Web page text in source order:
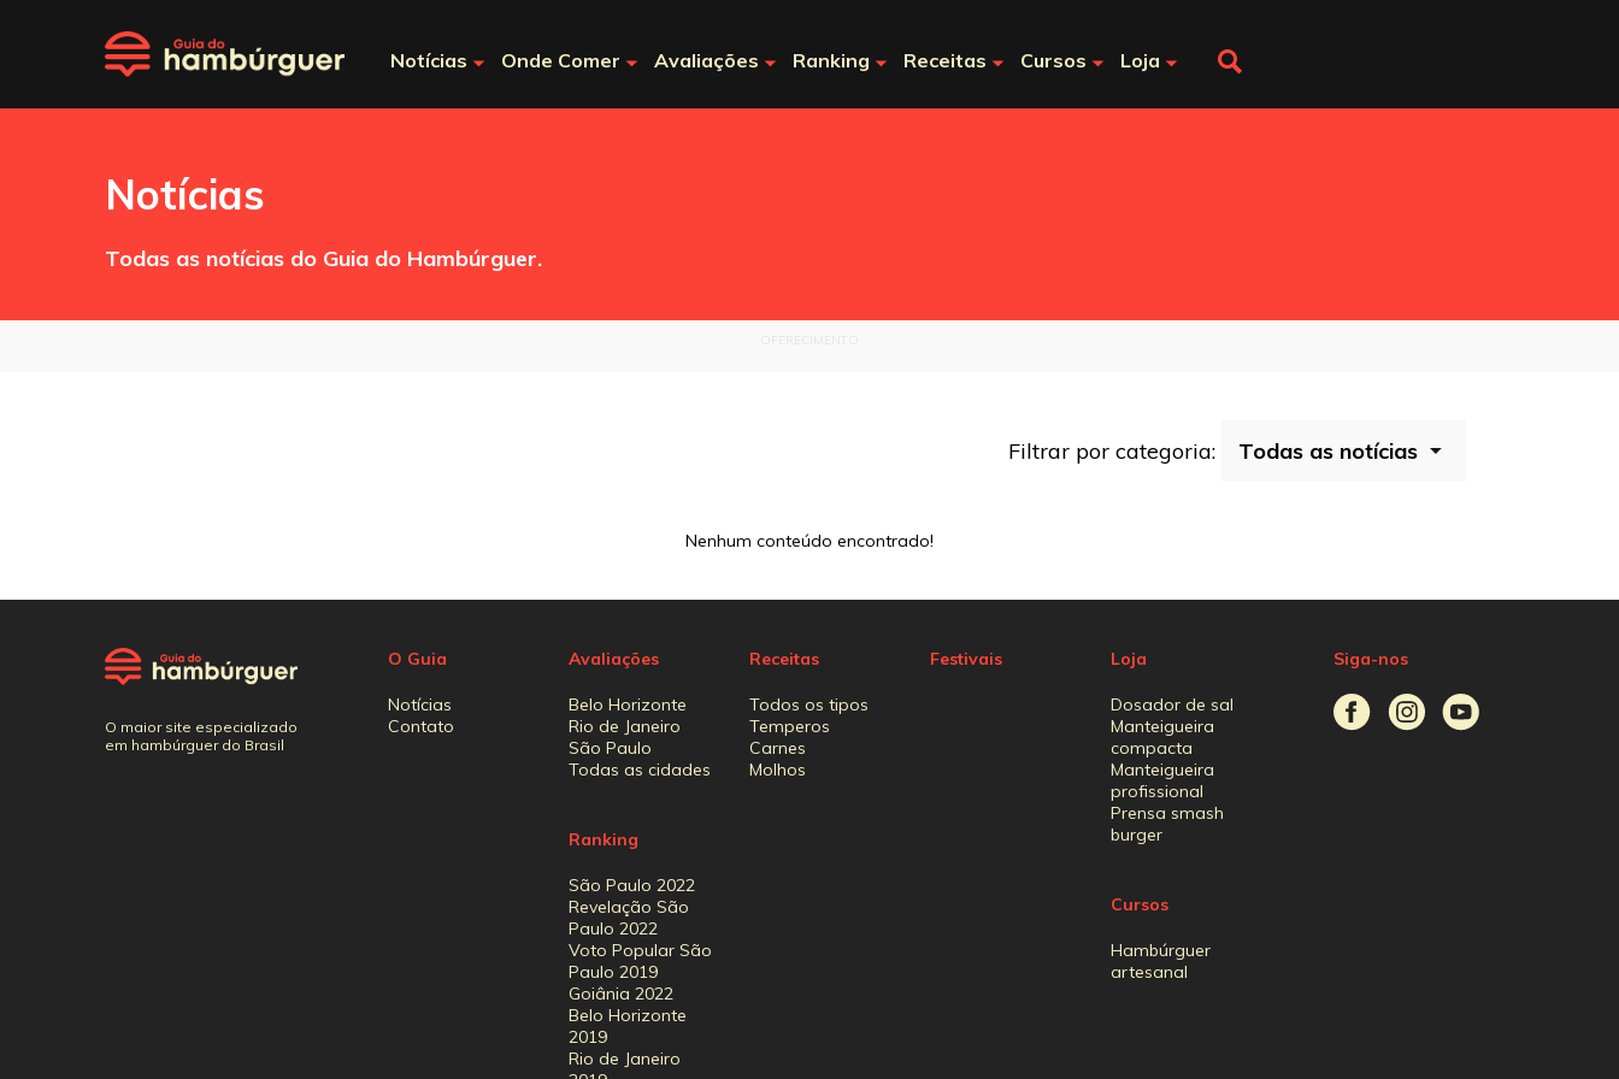
Notícias Onde Comer Avaliações Ranking Receitas Cursos Loja
Notícias
Todas as notícias do Guia do Hambúrguer.
Filtrar por categoria:
Nenhum conteúdo encontrado!
O maior site especializado
em hambúrguer do Brasil
O Guia
Notícias
Contato
Avaliações
Belo Horizonte
Rio de Janeiro
São Paulo
Todas as cidades
Ranking
São Paulo 2022
Revelação São
Paulo 2022
Voto Popular São
Paulo 2019
Goiânia 2022
Belo Horizonte
2019
Rio de Janeiro
Receitas
Todos os tipos
Temperos
Carnes
Molhos
Festivais Loja
Dosador de sal
Manteigueira
compacta
Manteigueira
profissional
Prensa smash
burger
Cursos
Hambúrguer
artesanal
Siga-nos